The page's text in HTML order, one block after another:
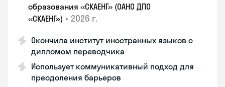
образования «СКАЕНГ» (ОАНО ДПО
«СКАЕНГ») • 2026 г.
Окончила институт иностранных языков с
дипломом переводчика
Использует коммуникативный подход для
преодоления барьеров